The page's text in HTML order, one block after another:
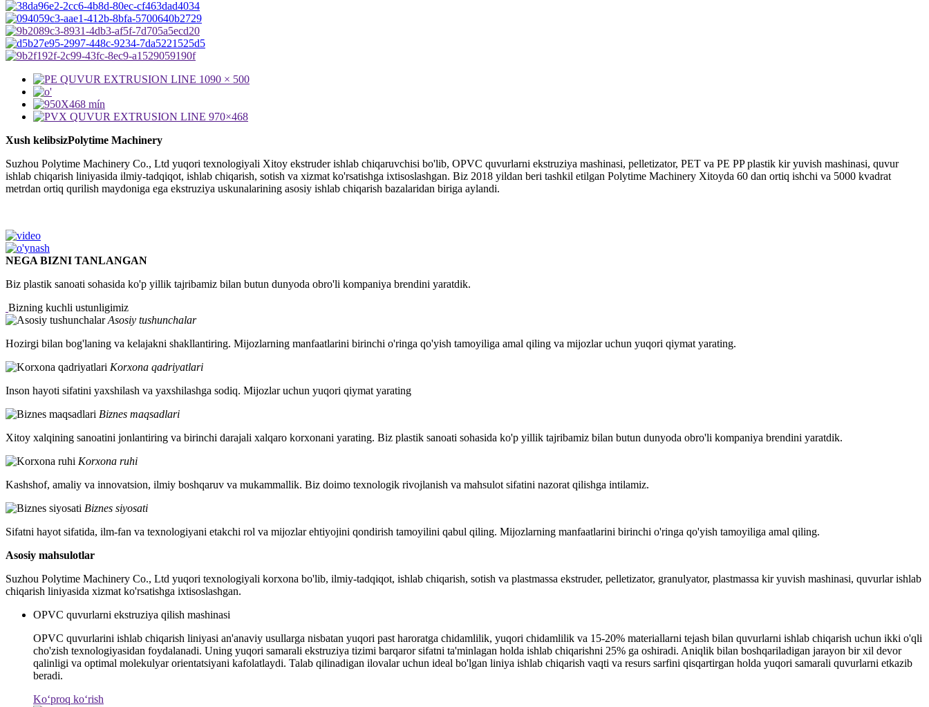
Xush kelibsizPolytime Machinery
Suzhou Polytime Machinery Co., Ltd yuqori texnologiyali Xitoy ekstruder ishlab chiqaruvchisi bo'lib, OPVC quvurlarni ekstruziya mashinasi, pelletizator, PET va PE PP plastik kir yuvish mashinasi, quvur
ishlab chiqarish liniyasida ilmiy-tadqiqot, ishlab chiqarish, sotish va xizmat ko'rsatishga ixtisoslashgan. Biz 2018 yildan beri tashkil etilgan Polytime Machinery Xitoyda 60 dan ortiq ishchi va 5000 kvadrat
metrdan ortiq qurilish maydoniga ega ekstruziya uskunalarining asosiy ishlab chiqarish bazalaridan biriga aylandi.
NEGA BIZNI TANLANGAN
Biz plastik sanoati sohasida ko'p yillik tajribamiz bilan butun dunyoda obro'li kompaniya brendini yaratdik.
Bizning kuchli ustunligimiz
Asosiy tushunchalar
Hozirgi bilan bog'laning va kelajakni shakllantiring. Mijozlarning manfaatlarini birinchi o'ringa qo'yish tamoyiliga amal qiling va mijozlar uchun yuqori qiymat yarating.
Korxona qadriyatlari
Inson hayoti sifatini yaxshilash va yaxshilashga sodiq. Mijozlar uchun yuqori qiymat yarating
Biznes maqsadlari
Xitoy xalqining sanoatini jonlantiring va birinchi darajali xalqaro korxonani yarating. Biz plastik sanoati sohasida ko'p yillik tajribamiz bilan butun dunyoda obro'li kompaniya brendini yaratdik.
Korxona ruhi
Kashshof, amaliy va innovatsion, ilmiy boshqaruv va mukammallik. Biz doimo texnologik rivojlanish va mahsulot sifatini nazorat qilishga intilamiz.
Biznes siyosati
Sifatni hayot sifatida, ilm-fan va texnologiyani etakchi rol va mijozlar ehtiyojini qondirish tamoyilini qabul qiling. Mijozlarning manfaatlarini birinchi o'ringa qo'yish tamoyiliga amal qiling.
Asosiy mahsulotlar
Suzhou Polytime Machinery Co., Ltd yuqori texnologiyali korxona bo'lib, ilmiy-tadqiqot, ishlab chiqarish, sotish va plastmassa ekstruder, pelletizator, granulyator, plastmassa kir yuvish mashinasi, quvurlar ishlab
chiqarish liniyasida xizmat ko'rsatishga ixtisoslashgan.
OPVC quvurlarni ekstruziya qilish mashinasi
OPVC quvurlarini ishlab chiqarish liniyasi an'anaviy usullarga nisbatan yuqori past haroratga chidamlilik, yuqori chidamlilik va 15-20% materiallarni tejash bilan quvurlarni ishlab chiqarish uchun ikki o'qli
cho'zish texnologiyasidan foydalanadi. Uning yuqori samarali ekstruziya tizimi barqaror sifatni ta'minlagan holda ishlab chiqarishni 25% ga oshiradi. Aniqlik bilan boshqariladigan jarayon bir xil devor
qalinligi va optimal molekulyar orientatsiyani kafolatlaydi. Talab qilinadigan ilovalar uchun ideal bo'lgan liniya ishlab chiqarish vaqti va resurs sarfini qisqartirgan holda yuqori samarali quvurlarni etkazib
beradi.
Koʻproq koʻrish